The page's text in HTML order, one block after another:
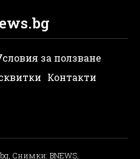
за ползване
Контакти
Снимки: BNEWS,